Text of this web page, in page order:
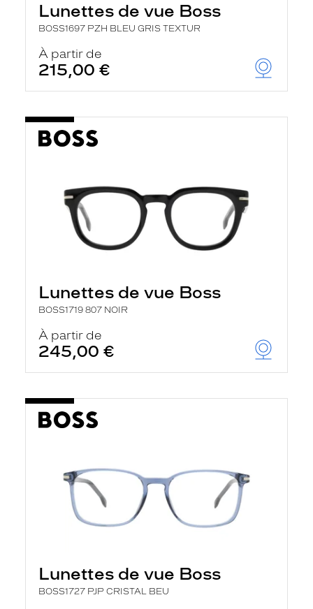
Lunettes de vue Boss
BOSS1697 PZH BLEU GRIS TEXTUR
À partir de
215,00 €
Lunettes de vue Boss
BOSS1719 807 NOIR
À partir de
245,00 €
Lunettes de vue Boss
BOSS1727 PJP CRISTAL BEU